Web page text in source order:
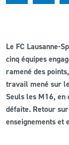
KIDS
RESTAURATION
CLUB
CONTACT
Le FC Lausanne-
cinq équipes
ramené des
travail mené sur
Seuls les M16, en
défaite. Retour
enseignements et